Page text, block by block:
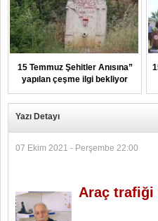
15 Temmuz Şehitler Anısına”
yapılan çeşme ilgi bekliyor
Yazı Detayı
07 Ekim 2021 - Perşembe 22:00
Araç trafiği